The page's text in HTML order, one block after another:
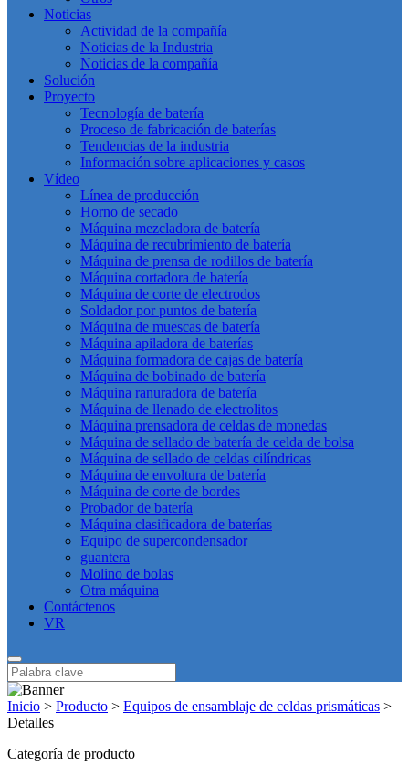
Noticias
Actividad de la compañía
Noticias de la Industria
Noticias de la compañía
Solución
Proyecto
Tecnología de batería
Proceso de fabricación de baterías
Tendencias de la industria
Información sobre aplicaciones y casos
Vídeo
Línea de producción
Horno de secado
Máquina mezcladora de batería
Máquina de recubrimiento de batería
Máquina de prensa de rodillos de batería
Máquina cortadora de batería
Máquina de corte de electrodos
Soldador por puntos de batería
Máquina de muescas de batería
Máquina apiladora de baterías
Máquina formadora de cajas de batería
Máquina de bobinado de batería
Máquina ranuradora de batería
Máquina de llenado de electrolitos
Máquina prensadora de celdas de monedas
Máquina de sellado de batería de celda de bolsa
Máquina de sellado de celdas cilíndricas
Máquina de envoltura de batería
Máquina de corte de bordes
Probador de batería
Máquina clasificadora de baterías
Equipo de supercondensador
guantera
Molino de bolas
Otra máquina
Contáctenos
VR
Inicio > Producto > Equipos de ensamblaje de celdas prismáticas >
Detalles
Categoría de producto